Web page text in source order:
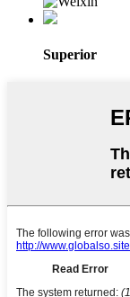
Superior